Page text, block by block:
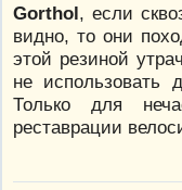
Gorthol, если
видно, то они
этой резиной
не использовать
Только для
реставрации